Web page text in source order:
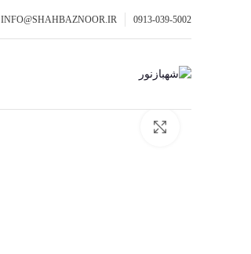
0913-039-5002
INFO@SHAHBAZNOOR.IR